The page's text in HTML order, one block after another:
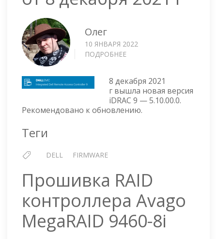
Олег
10 ЯНВАРЯ 2022
ПОДРОБНЕЕ
V
5.10.00.00
ОТ
8
8 декабря 2021
г вышла новая версия
iDRAC 9 — 5.10.00.0.
Рекомендовано к обновлению.
Теги
DELL FIRMWARE
Прошивка RAID
контроллера Avago
MegaRAID 9460-8i